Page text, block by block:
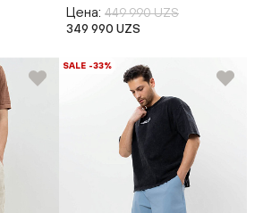
Цена: 449 990 UZS
349 990 UZS
SALE -33%